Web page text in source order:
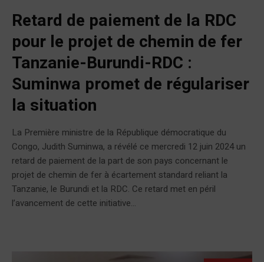
Retard de paiement de la RDC
pour le projet de chemin de fer
Tanzanie-Burundi-RDC :
Suminwa promet de régulariser
la situation
La Première ministre de la République démocratique du
Congo, Judith Suminwa, a révélé ce mercredi 12 juin 2024 un
retard de paiement de la part de son pays concernant le
projet de chemin de fer à écartement standard reliant la
Tanzanie, le Burundi et la RDC. Ce retard met en péril
l’avancement de cette initiative...